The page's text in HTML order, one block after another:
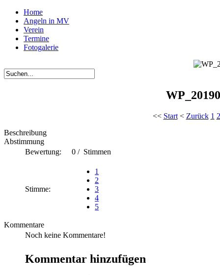
Home
Angeln in MV
Verein
Termine
Fotogalerie
<< Start< Zurück 1 2
Beschreibung
Abstimmung
Bewertung:
0 / Stimmen
Stimme:
1
2
3
4
5
Kommentare
Noch keine Kommentare!
Kommentar hinzufügen